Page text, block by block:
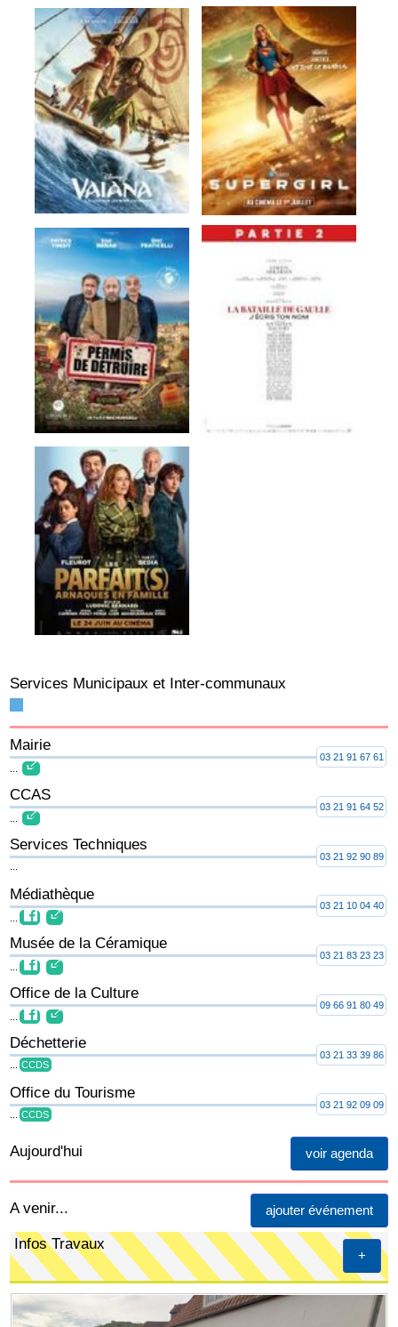
Services Municipaux et Inter-communaux
Mairie
03 21 91 67 61
CCAS
03 21 91 64 52
Services Techniques
03 21 92 90 89
Médiathèque
03 21 10 04 40
Musée de la Céramique
03 21 83 23 23
Office de la Culture
09 66 91 80 49
Déchetterie
CCDS
03 21 33 39 86
Office du Tourisme
CCDS
03 21 92 09 09
voir agenda
Aujourd'hui
A venir... ajouter événement
+
Infos Travaux